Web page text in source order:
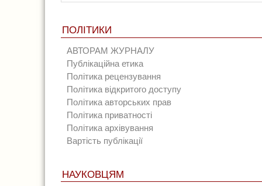
ПОЛІТИКИ
АВТОРАМ ЖУРНАЛУ
Публікаційна етика
Політика рецензування
Політика відкритого доступу
Політика авторських прав
Політика приватності
Політика архівування
Вартість публікації
НАУКОВЦЯМ